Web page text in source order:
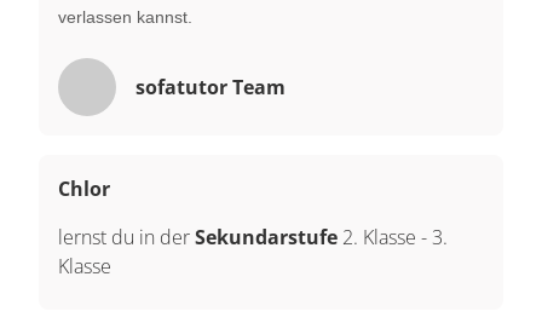
verlassen kannst.
sofatutor Team
Chlor
lernst du in derSekundarstufe 2. Klasse - 3.
Klasse